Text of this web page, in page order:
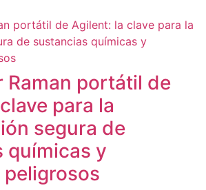
Raman portátil de
para la
segura de
químicas y